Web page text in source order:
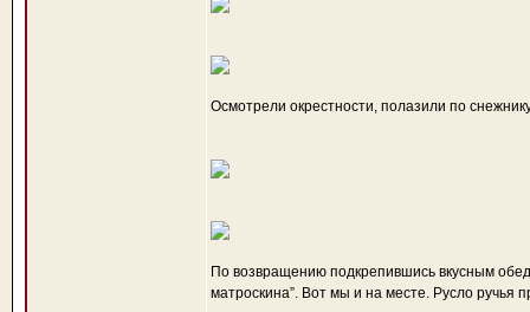
Осмотрели окрестности, полазили по
По возвращению подкрепившись вкусным
матроскина”. Вот мы и на месте. Русло ручья